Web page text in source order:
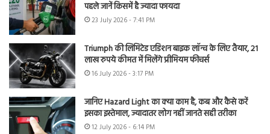
पहले जानें किसमें है ज्यादा फायदा
23 July 2026 - 7:41 PM
Triumph की लिमिटेड एडिशन बाइक लॉन्च के लिए तैयार, 21
लाख रुपये कीमत में मिलेंगे प्रीमियम फीचर्स
16 July 2026 - 3:17 PM
जानिए Hazard Light का क्या काम है, कब और कैसे करें
इसका इस्तेमाल, ज्यादातर लोग नहीं जानते सही तरीका
12 July 2026 - 6:14 PM